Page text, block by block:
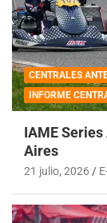
CENTRALES
INFORME
IAME
Aires
21 julio, 2026